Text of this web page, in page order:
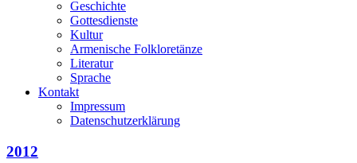
Geschichte
Gottesdienste
Kultur
Armenische Folkloretänze
Literatur
Sprache
Kontakt
Impressum
Datenschutzerklärung
2012